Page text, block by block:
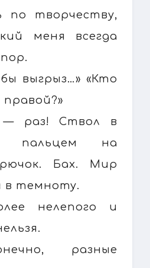
по творчеству,
меня всегда
выгрыз…» «Кто
раз! Ствол в
пальцем на
Бах. Мир
в темноту.
нелепого и
разные